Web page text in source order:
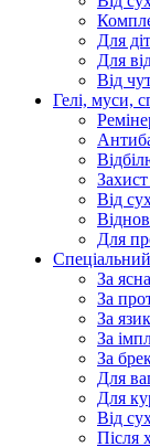
Для
Для
Від
Гелі, муси,
Від
Для
За
За
За
За
За
Для
Для
Від
Після